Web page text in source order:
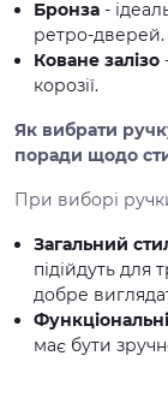
Бронза -
ретро-дверей.
Коване залізо
корозії.
Як вибрати
поради щодо
При виборі
Загальний
підійдуть для
добре
має бути